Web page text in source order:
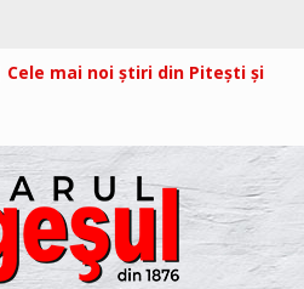
Cele mai noi știri din Pitești și